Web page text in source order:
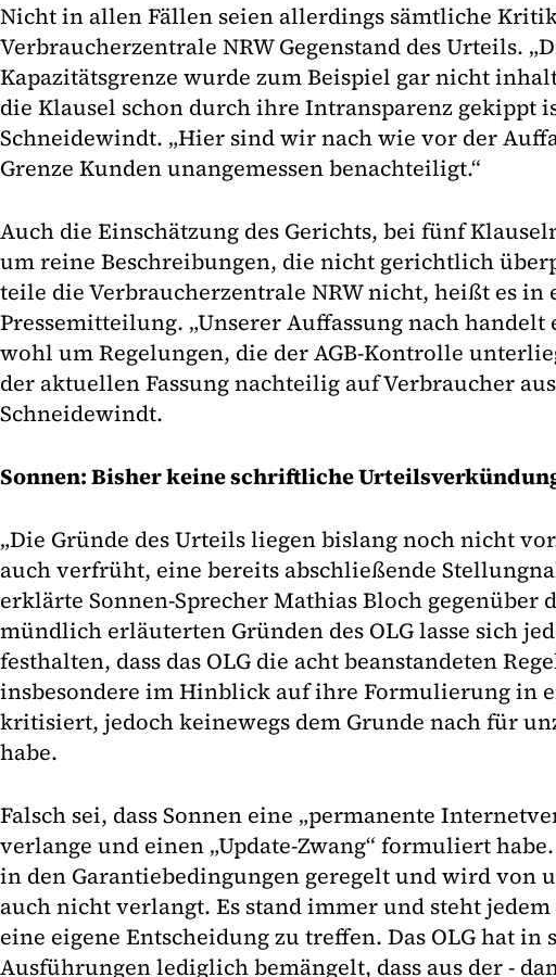
Nicht in allen Fällen seien allerdings sämtliche
Verbraucherzentrale NRW Gegenstand des Urteils.
Kapazitätsgrenze wurde zum Beispiel gar nicht
die Klausel schon durch ihre Intransparenz gekippt
Schneidewindt. „Hier sind wir nach wie vor der
Grenze Kunden unangemessen benachteiligt.“
Auch die Einschätzung des Gerichts, bei fünf
um reine Beschreibungen, die nicht gerichtlich
teile die Verbraucherzentrale NRW nicht, heißt es in
Pressemitteilung. „Unserer Auffassung nach handelt
wohl um Regelungen, die der AGB-Kontrolle
der aktuellen Fassung nachteilig auf Verbraucher
Schneidewindt.
Sonnen: Bisher keine schriftliche
„Die Gründe des Urteils liegen bislang noch nicht
auch verfrüht, eine bereits abschließende
erklärte Sonnen-Sprecher Mathias Bloch gegenüber
mündlich erläuterten Gründen des OLG lasse sich
festhalten, dass das OLG die acht beanstandeten
insbesondere im Hinblick auf ihre Formulierung in
kritisiert, jedoch keinewegs dem Grunde nach für
habe.
Falsch sei, dass Sonnen eine „permanente
verlange und einen „Update-Zwang“ formuliert
in den Garantiebedingungen geregelt und wird von
auch nicht verlangt. Es stand immer und steht
eine eigene Entscheidung zu treffen. Das OLG hat in
Ausführungen lediglich bemängelt, dass aus der -